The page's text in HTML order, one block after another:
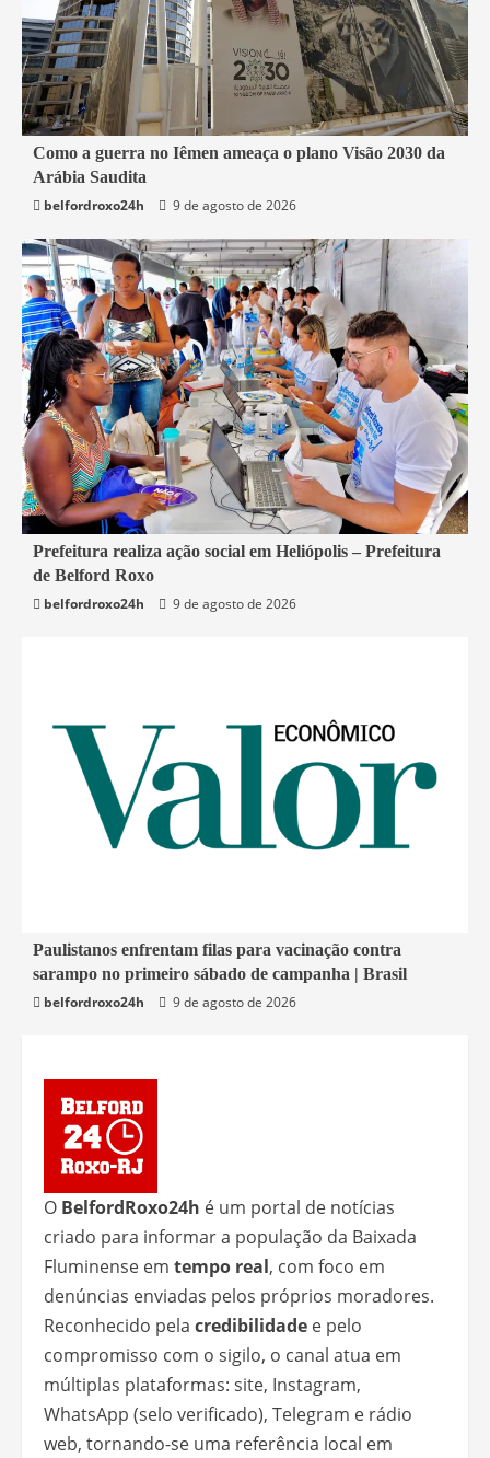
4 min read
Mundo
Como a guerra no Iêmen ameaça o plano Visão 2030 da
Arábia Saudita
belfordroxo24h
9 de agosto de 2026
2 min read
Belford Roxo
Prefeitura realiza ação social em Heliópolis – Prefeitura
de Belford Roxo
belfordroxo24h
9 de agosto de 2026
4 min read
Economia
Paulistanos enfrentam filas para vacinação contra
sarampo no primeiro sábado de campanha | Brasil
belfordroxo24h
9 de agosto de 2026
O BelfordRoxo24h é um portal de notícias
criado para informar a população da Baixada
Fluminense em tempo real, com foco em
denúncias enviadas pelos próprios moradores.
Reconhecido pela credibilidade e pelo
compromisso com o sigilo, o canal atua em
múltiplas plataformas: site, Instagram,
WhatsApp (selo verificado), Telegram e rádio
web, tornando-se uma referência local em